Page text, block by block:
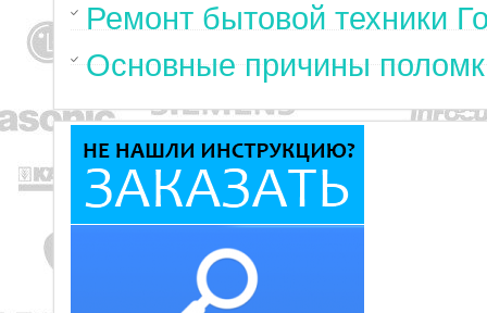
Ремонт бытовой техники
Основные причины